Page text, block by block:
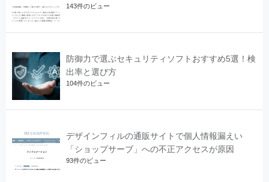
143件のビュー
防御力で選ぶセキュリティソフトおすすめ5選！検
出率と選び方
104件のビュー
デザインフィルの通販サイトで個人情報漏えい
「ショップサーブ」への不正アクセスが原因
93件のビュー